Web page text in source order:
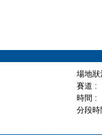
場地
賽道 :
時間 :
分段